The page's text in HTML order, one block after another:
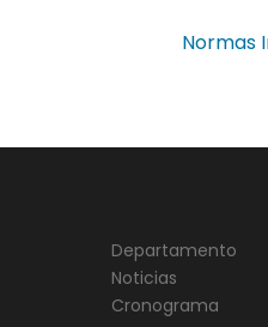
Normas
Departamento
Noticias
Cronograma